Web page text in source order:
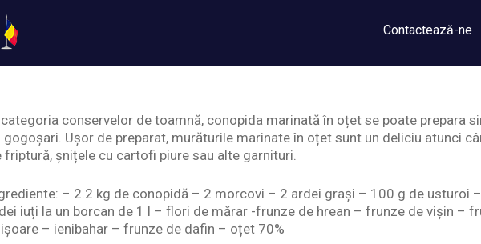
Contactează-ne
categoria conservelor de toamnă, conopida marinată în oțet se poate prepara
gogoșari. Ușor de preparat, murăturile marinate în oțet sunt un deliciu atunci
friptură, șnițele cu cartofi piure sau alte garnituri.
– 2.2 kg de conopidă – 2 morcovi – 2 ardei grași – 100 g de usturoi
iuți la un borcan de 1 l – flori de mărar -frunze de hrean – frunze de vișin –
– ienibahar – frunze de dafin – oțet 70%